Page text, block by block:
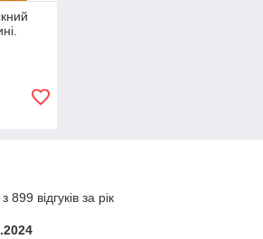
відгуків за рік